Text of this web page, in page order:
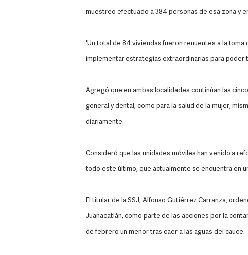
muestreo efectuado a 384 personas de esa zona y
'Un total de 84 viviendas fueron renuentes a la
implementar estrategias extraordinarias para poder
Agregó que en ambas localidades continúan las
general y dental, como para la salud de la mujer,
diariamente.
Consideró que las unidades móviles han venido a
todo este último, que actualmente se encuentra en
El titular de la SSJ, Alfonso Gutiérrez Carranza,
Juanacatlán, como parte de las acciones por la
de febrero un menor tras caer a las aguas del cauce.